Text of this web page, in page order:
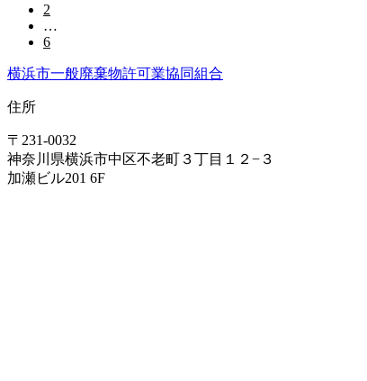
2
…
6
横浜市一般廃棄物許可業協同組合
住所
〒231-0032
神奈川県横浜市中区不老町３丁目１２−３
加瀬ビル201 6F